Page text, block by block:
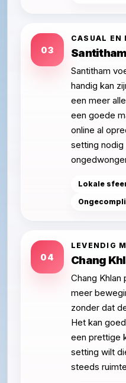
03
CASUAL EN
Santitham
Santitham
handig kan
een meer
een goede
online al
setting nodig
Lokale
04
LEVENDIG
Chang
Chang
meer
zonder dat
Het kan
een prettige
setting wilt
steeds